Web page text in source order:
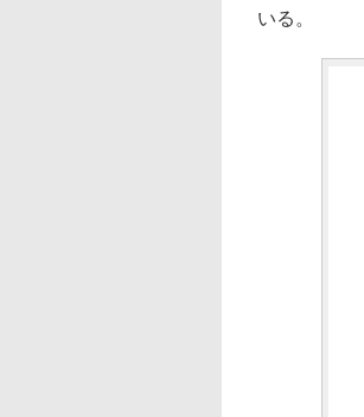
いる。